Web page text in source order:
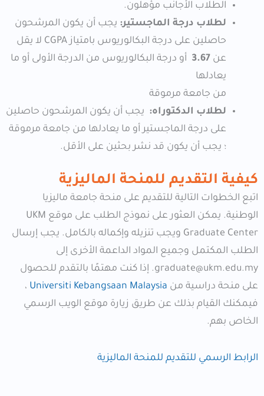
الطلاب الأجانب مؤهلون.
لطلاب درجة الماجستير: يجب أن يكون المرشحون
حاصلين على درجة البكالوريوس بامتياز CGPA لا يقل
عن 3.67 أو درجة البكالوريوس من الدرجة الأولى أو ما
يعادلها
من جامعة مرموقة
لطلاب الدكتوراه: يجب أن يكون المرشحون حاصلين
على درجة الماجستير أو ما يعادلها من جامعة مرموقة
؛ يجب أن يكون قد نشر بحثين على الأقل.
كيفية التقديم للمنحة الماليزية
اتبع الخطوات التالية للتقديم على منحة جامعة ماليزيا
الوطنية. يمكن العثور على نموذج الطلب على موقع UKM
Graduate Center ويجب تنزيله وإكماله بالكامل. يجب إرسال
الطلب المكتمل وجميع المواد الداعمة الأخرى إلى
graduate@ukm.edu.my. إذا كنت مهتمًا بالتقدم للحصول
على منحة دراسية من Universiti Kebangsaan Malaysia ،
فيمكنك القيام بذلك عن طريق زيارة موقع الويب الرسمي
الخاص بهم.
الرابط الرسمي للتقديم للمنحة الماليزية